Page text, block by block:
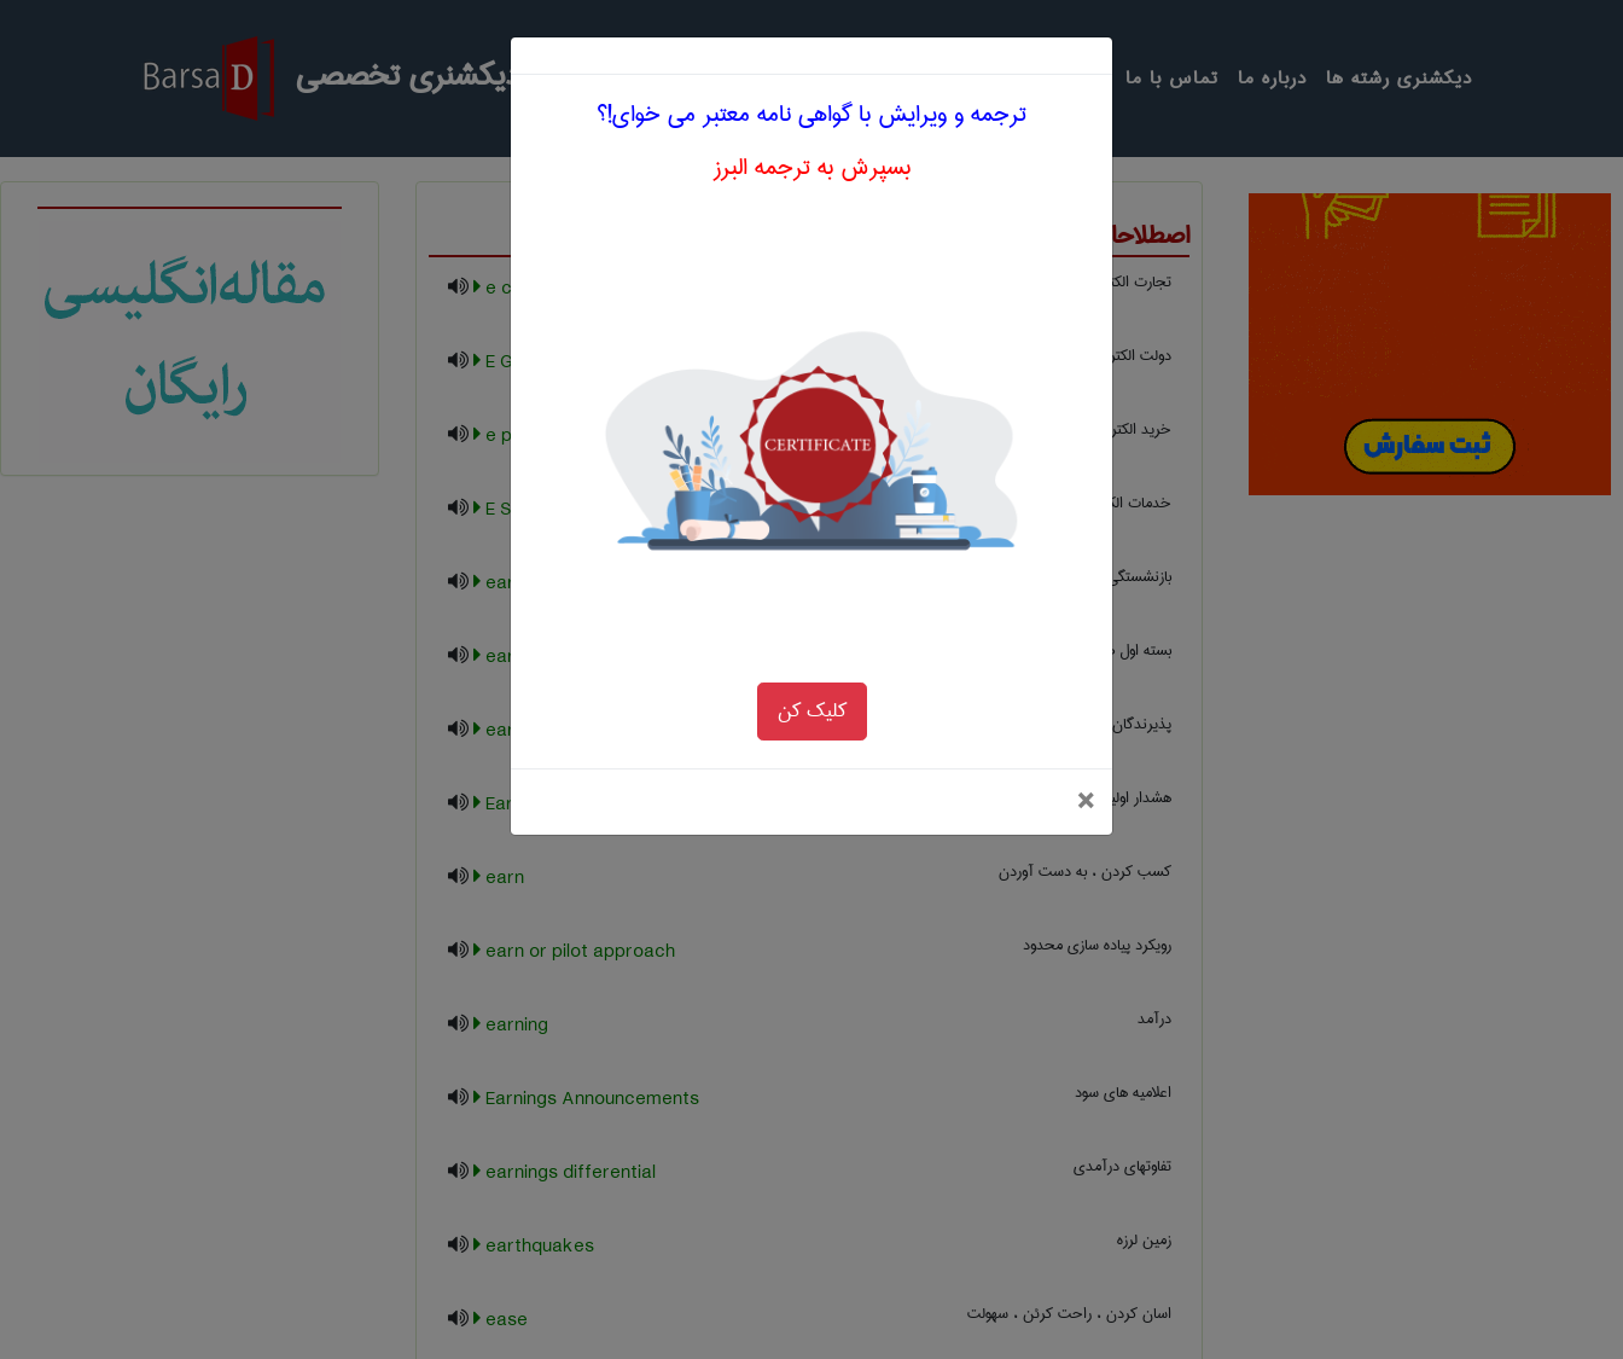
جستجو در دیکشنری تخصصی تماس با ما درباره ما دیکشنری رشته ها
اصطلاحات تخصصی انگلیسی مديريت حرف E
تجارت الکترونیکی (بنگاه با دولت) e commerce
دولت الکترونیک E GOVERNMENT
خرید الکترونیکی e procurement
خدمات الکترونیک، سرویس الکترونیکی E SERVICE
بازنشستگی پیش از موعد early retirement
بسته اول صبح روز بعد early-next-day package
پذیرندگان اولیه earlyvangelists
هشدار اولیه Early-warning
کسب کردن ، به دست آوردن earn
رویکرد پیاده سازی محدود earn or pilot approach
درآمد earning
اعلامیه های سود Earnings Announcements
تفاوتهای درآمدی earnings differential
زمین لرزه earthquakes
اسان کردن ، راحت کرئن ، سهولت ease
ترجمه و ویرایش با گواهی نامه معتبر می خوای!؟
بسپرش به ترجمه البرز
کلیک کن
×بستن